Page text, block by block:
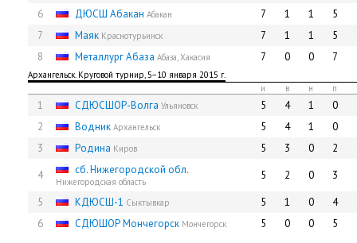
6
ДЮСШ Абакан Абакан 7 1 1
5
7
Маяк Краснотурьинск 7 1 1
5
8
Металлург Абаза Абаза, Хакасия 7 0 0 7
Архангельск. Круговой турнир, 5−10 января 2015 г.
и
в н п
1 СДЮCШОР-Волга Ульяновск 5 4 1
0
2
Водник Архангельск 5 4 1
0
3
Родина Киров 5 3 0
2
4
сб. Нижегородской обл.
Нижегородская область 5 2 0
3
5
КДЮСШ-1 Сыктывкар 5 1 0
4
6
СДЮШОР Мончегорск Мончегорск 5 0 0 5